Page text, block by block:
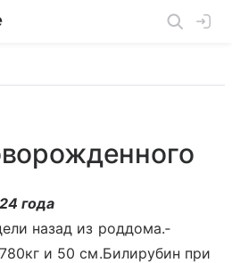
года
назад из роддома.­
и 50 см.Билиру­бин при